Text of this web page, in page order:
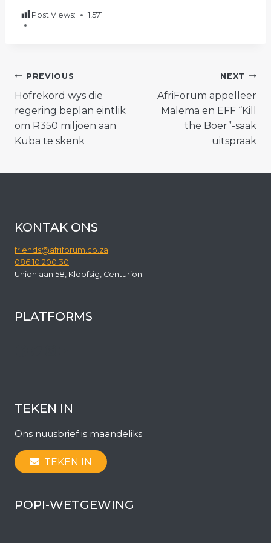
Post Views: 1,571
POST
NAVIGATION
PREVIOUS
Hofrekord wys die
regering beplan eintlik
om R350 miljoen aan
Kuba te skenk
NEXT
AfriForum appelleer
Malema en EFF “Kill
the Boer”-saak
uitspraak
KONTAK ONS
friends@afriforum.co.za
086 10 200 30
Unionlaan 58, Kloofsig, Centurion
PLATFORMS
TEKEN IN
Ons nuusbrief is maandeliks
TEKEN IN
POPI-WETGEWING